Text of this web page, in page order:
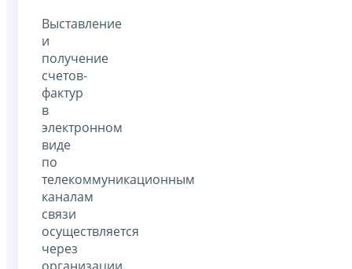
Выставление
и
получение
счетов-
фактур
в
электронном
виде
по
телекоммуникационным
каналам
связи
осуществляется
через